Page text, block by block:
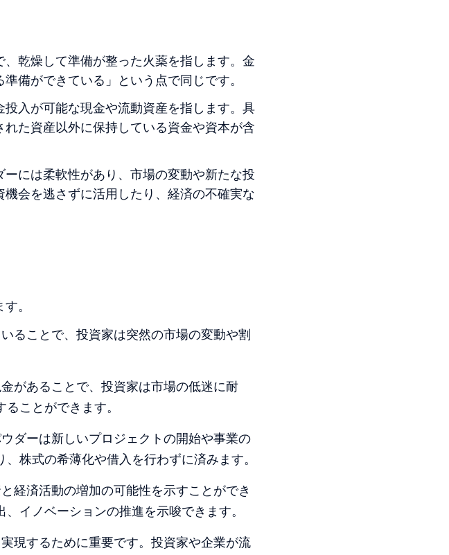
乾燥して準備が整った火薬を指します。金
備ができている」という点で同じです。
入が可能な現金や流動資産を指します。具
た資産以外に保持している資金や資本が含
には柔軟性があり、市場の変動や新たな投
会を逃さずに活用したり、経済の不確実な
。
ることで、投資家は突然の市場の変動や割
があることで、投資家は市場の低迷に耐
ことができます。
ダーは新しいプロジェクトの開始や事業の
株式の希薄化や借入を行わずに済みます。
経済活動の増加の可能性を示すことができ
イノベーションの推進を示唆できます。
現するために重要です。投資家や企業が流